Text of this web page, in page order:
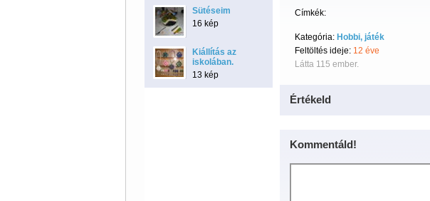
Sütéseim
16 kép
Kiállítás az
iskolában.
13 kép
Címkék:
Kategória: Hobbi, játék
Feltöltés ideje: 12 éve
Látta 115 ember.
Értékeld
Kommentáld!